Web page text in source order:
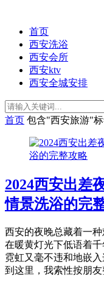
首页
西安洗浴
西安会所
西安ktv
西安全城安排
首页 包含"西安旅游"
2024西安出差
情景洗浴的完
西安的夜晚总藏着一
在暖黄灯光下低语着
霓虹又毫不违和地嵌
到这里，我索性按朋